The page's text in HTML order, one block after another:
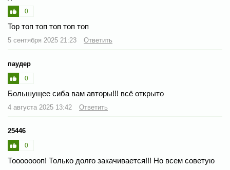
0
Top топ топ топ топ топ
5 сентября 2025 21:23 Ответить
паудер
0
Большущее сиба вам авторы!!! всё открыто
4 августа 2025 13:42 Ответить
25446
0
Тоооооооп! Только долго закачивается!!! Но всем советую